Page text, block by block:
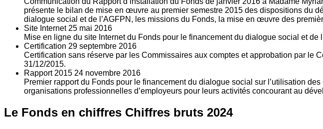
présente le bilan de mise en œuvre au premier semestre 2015 des dispositions du
dialogue social et de l’AGFPN, les missions du Fonds, la mise en œuvre des
Site Internet 25 mai 2016
Mise en ligne du site Internet du Fonds pour le financement du dialogue social et de
Certification 29 septembre 2016
Certification sans réserve par les Commissaires aux comptes et approbation par le
31/12/2015.
Rapport 2015 24 novembre 2016
Premier rapport du Fonds pour le financement du dialogue social sur l’utilisation
organisations professionnelles d’employeurs pour leurs activités concourant au
Le Fonds en chiffres Chiffres bruts 2024